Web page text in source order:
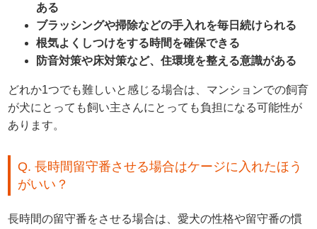
ある
ブラッシングや掃除などの手入れを毎日続けられる
根気よくしつけをする時間を確保できる
防音対策や床対策など、住環境を整える意識がある
どれか1つでも難しいと感じる場合は、マンションでの飼育
が犬にとっても飼い主さんにとっても負担になる可能性が
あります。
Q. 長時間留守番させる場合はケージに入れたほう
がいい？
長時間の留守番をさせる場合は、愛犬の性格や留守番の慣